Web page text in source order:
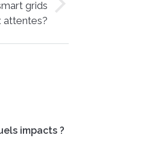
grids
attentes?
impacts ?